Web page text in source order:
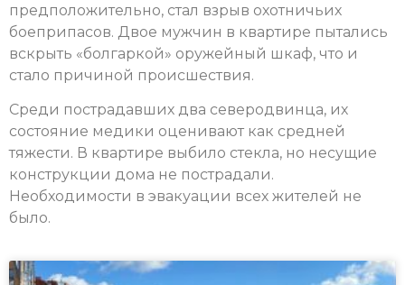
предположительно, стал взрыв охотничьих
боеприпасов. Двое мужчин в квартире пытались
вскрыть «болгаркой» оружейный шкаф, что и
стало причиной происшествия.
Среди пострадавших два северодвинца, их
состояние медики оценивают как средней
тяжести. В квартире выбило стекла, но несущие
конструкции дома не пострадали.
Необходимости в эвакуации всех жителей не
было.